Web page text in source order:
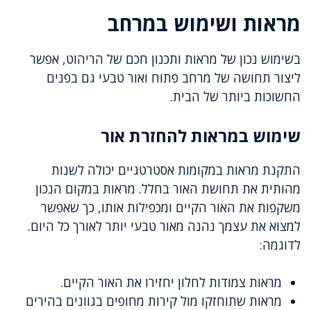
מראות ושימוש במרחב
בשימוש נכון של מראות ותכנון חכם של הריהוט, אפשר
ליצור תחושה של מרחב פתוח ואור טבעי גם בפנים
החשוכות ביותר של הבית.
שימוש במראות להחזרת אור
התקנת מראות במקומות אסטרטגיים יכולה לשנות
מהותית את תחושת האור בחלל. מראות במקום הנכון
משקפות את האור הקיים ומכפילות אותו, כך שאפשר
למצוא את עצמך נהנה מאור טבעי יותר לאורך כל היום.
לדוגמה:
מראות צמודות לחלון יחזירו את האור הקיים.
מראות שתוחזקו מול קירות מחופים בגוונים בהירים